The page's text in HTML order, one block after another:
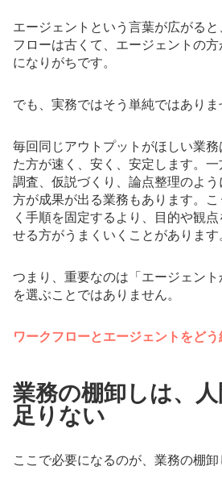
エージェントという言葉が広がる
フローは古くて、エージェントの
になりがちです。
でも、実務ではそう単純ではありま
毎回同じアウトプットがほしい業
た方が速く、安く、安定します。一
調査、仮説づくり、論点整理のよ
方が成果が出る業務もあります。
く手順を固定するより、目的や観
せる方がうまくいくことがあります。
つまり、重要なのは「エージェント
を選ぶことではありません。
ワークフローとエージェントをどう
業務の棚卸しは、
足りない
ここで必要になるのが、業務の棚卸